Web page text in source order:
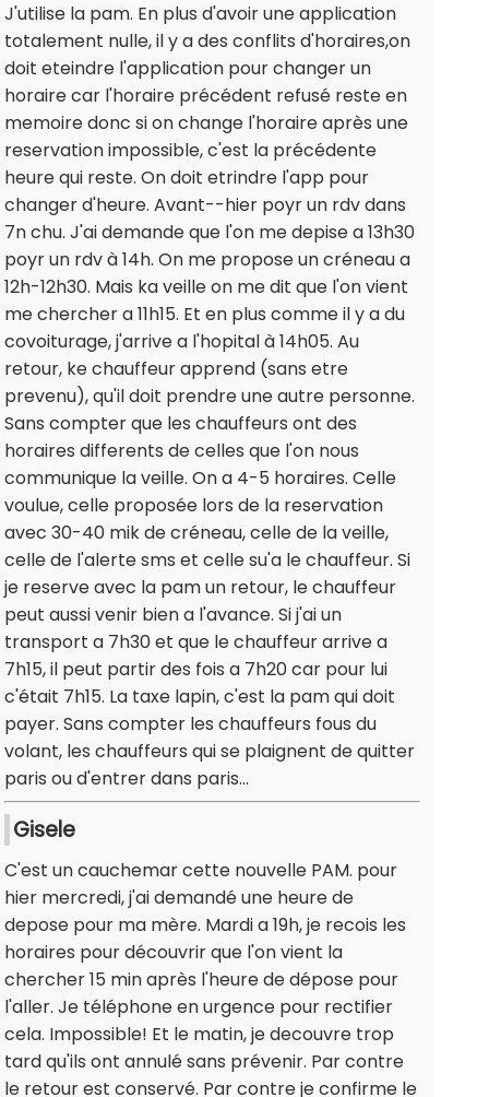
J'utilise la pam. En plus d'avoir une application
totalement nulle, il y a des conflits d'horaires,on
doit eteindre l'application pour changer un
horaire car l'horaire précédent refusé reste en
memoire donc si on change l'horaire après une
reservation impossible, c'est la précédente
heure qui reste. On doit etrindre l'app pour
changer d'heure. Avant--hier poyr un rdv dans
7n chu. J'ai demande que l'on me depise a 13h30
poyr un rdv à 14h. On me propose un créneau a
12h-12h30. Mais ka veille on me dit que l'on vient
me chercher a 11h15. Et en plus comme il y a du
covoiturage, j'arrive a l'hopital à 14h05. Au
retour, ke chauffeur apprend (sans etre
prevenu), qu'il doit prendre une autre personne.
Sans compter que les chauffeurs ont des
horaires differents de celles que l'on nous
communique la veille. On a 4-5 horaires. Celle
voulue, celle proposée lors de la reservation
avec 30-40 mik de créneau, celle de la veille,
celle de l'alerte sms et celle su'a le chauffeur. Si
je reserve avec la pam un retour, le chauffeur
peut aussi venir bien a l'avance. Si j'ai un
transport a 7h30 et que le chauffeur arrive a
7h15, il peut partir des fois a 7h20 car pour lui
c'était 7h15. La taxe lapin, c'est la pam qui doit
payer. Sans compter les chauffeurs fous du
volant, les chauffeurs qui se plaignent de quitter
paris ou d'entrer dans paris...
Gisele
C'est un cauchemar cette nouvelle PAM. pour
hier mercredi, j'ai demandé une heure de
depose pour ma mère. Mardi a 19h, je recois les
horaires pour découvrir que l'on vient la
chercher 15 min après l'heure de dépose pour
l'aller. Je téléphone en urgence pour rectifier
cela. Impossible! Et le matin, je decouvre trop
tard qu'ils ont annulé sans prévenir. Par contre
le retour est conservé. Par contre je confirme le